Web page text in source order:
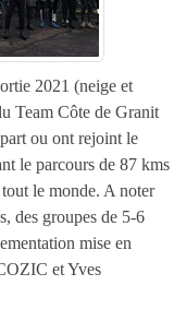
2021 (neige et
Team Côte de Granit
ou ont rejoint le
le parcours de 87 kms
le monde. A noter
des groupes de 5-6
mise en
et Yves